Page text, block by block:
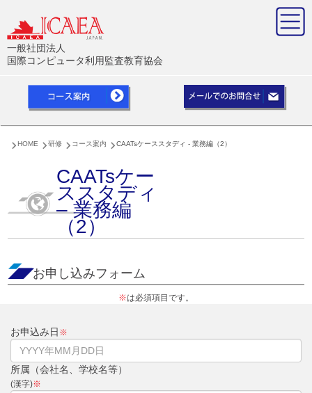
一般社団法人
国際コンピュータ利用監査教育協会
HOME 研修 コース案内 CAATsケーススタディ - 業務編（2）
CAATsケー
ススタディ
– 業務編
（2）
お申し込みフォーム
※は必須項目です。
お申込み日 ※
所属（会社名、学校名等）
(漢字)※